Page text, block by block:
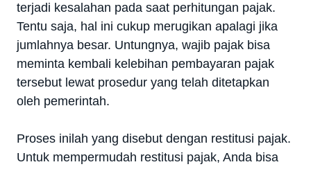
terjadi kesalahan pada saat perhitungan pajak.
Tentu saja, hal ini cukup merugikan apalagi jika
jumlahnya besar. Untungnya, wajib pajak bisa
meminta kembali kelebihan pembayaran pajak
tersebut lewat prosedur yang telah ditetapkan
oleh pemerintah.
Proses inilah yang disebut dengan restitusi pajak.
Untuk mempermudah restitusi pajak, Anda bisa